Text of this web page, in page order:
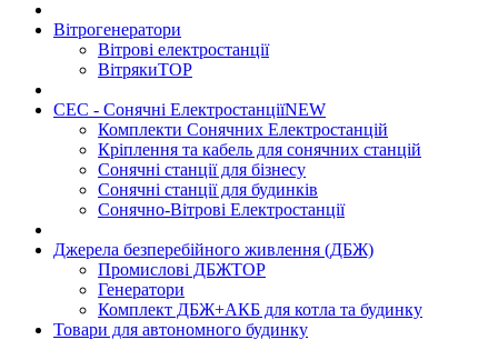
Вітрогенератори
Вітрові електростанції
ВітрякиTOP
СЕС - Сонячні ЕлектростанціїNEW
Комплекти Сонячних Електростанцій
Кріплення та кабель для сонячних станцій
Сонячні станції для бізнесу
Сонячні станції для будинків
Сонячно-Вітрові Електростанції
Джерела безперебійного живлення (ДБЖ)
Промислові ДБЖTOP
Генератори
Комплект ДБЖ+АКБ для котла та будинку
Товари для автономного будинку